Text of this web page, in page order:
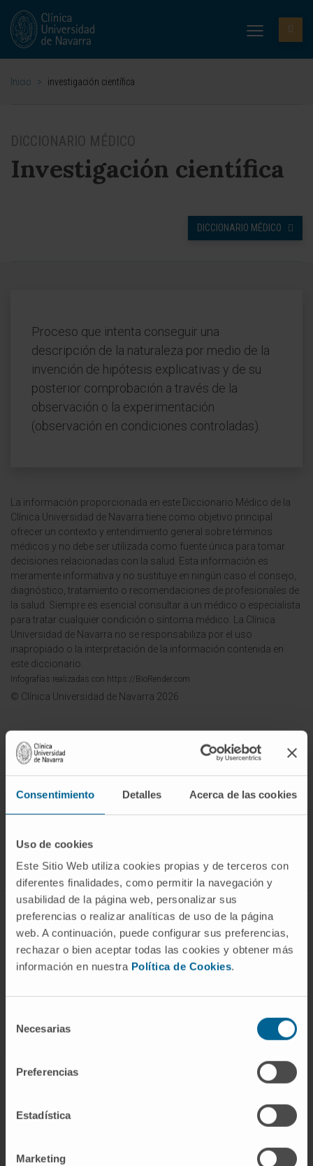
Consentimiento Detalles Acerca de las cookies
Uso de cookies
Este Sitio Web utiliza cookies propias y de terceros con
diferentes finalidades, como permitir la navegación y
usabilidad de la página web, personalizar sus
preferencias o realizar analíticas de uso de la página
web. A continuación, puede configurar sus preferencias,
rechazar o bien aceptar todas las cookies y obtener más
información en nuestra Política de Cookies.
Necesarias
Preferencias
Estadística
Marketing
Inicio > investigación científica
DICCIONARIO MÉDICO
Investigación científica
DICCIONARIO MÉDICO
Proceso que intenta conseguir una
descripción de la naturaleza por medio de la
invención de hipótesis explicativas y de su
posterior comprobación a través de la
observación o la experimentación
(observación en condiciones controladas).
La información proporcionada en este Diccionario Médico de la
Clínica Universidad de Navarra tiene como objetivo principal
ofrecer un contexto y entendimiento general sobre términos
médicos y no debe ser utilizada como fuente única para tomar
decisiones relacionadas con la salud. Esta información es
meramente informativa y no sustituye en ningún caso el consejo,
diagnóstico, tratamiento o recomendaciones de profesionales de
la salud. Siempre es esencial consultar a un médico o especialista
para tratar cualquier condición o síntoma médico. La Clínica
Universidad de Navarra no se responsabiliza por el uso
inapropiado o la interpretación de la información contenida en
este diccionario.
Infografías realizadas con https://BioRender.com
© Clínica Universidad de Navarra 2026
¡Únete a nuestra comunidad!
SUSCRIBIRSE
ENFERMEDADES Y TRATAMIENTOS
Enfermedades
Pruebas diagnósticas
Chequeos y salud
Cancer Center
Servicios médicos